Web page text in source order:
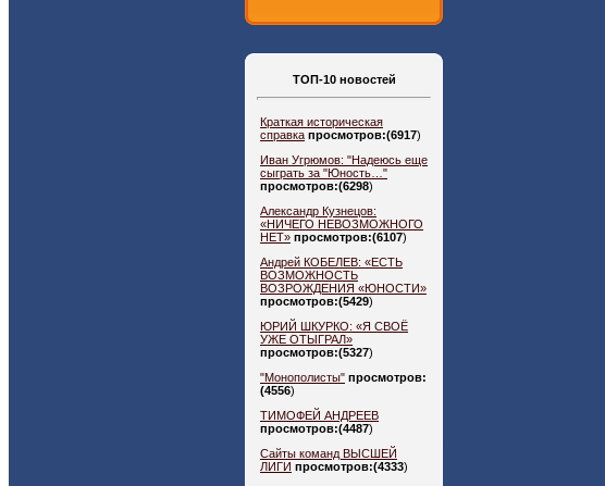
ТОП-10 новостей
Краткая историческая
справка просмотров:(6917)
Иван Угрюмов: "Надеюсь еще
сыграть за "Юность…"
просмотров:(6298)
Александр Кузнецов:
«НИЧЕГО НЕВОЗМОЖНОГО
НЕТ» просмотров:(6107)
Андрей КОБЕЛЕВ: «ЕСТЬ
ВОЗМОЖНОСТЬ
ВОЗРОЖДЕНИЯ «ЮНОСТИ»
просмотров:(5429)
ЮРИЙ ШКУРКО: «Я СВОЁ
УЖЕ ОТЫГРАЛ»
просмотров:(5327)
"Монополисты" просмотров:
(4556)
ТИМОФЕЙ АНДРЕЕВ
просмотров:(4487)
Сайты команд ВЫСШЕЙ
ЛИГИ просмотров:(4333)